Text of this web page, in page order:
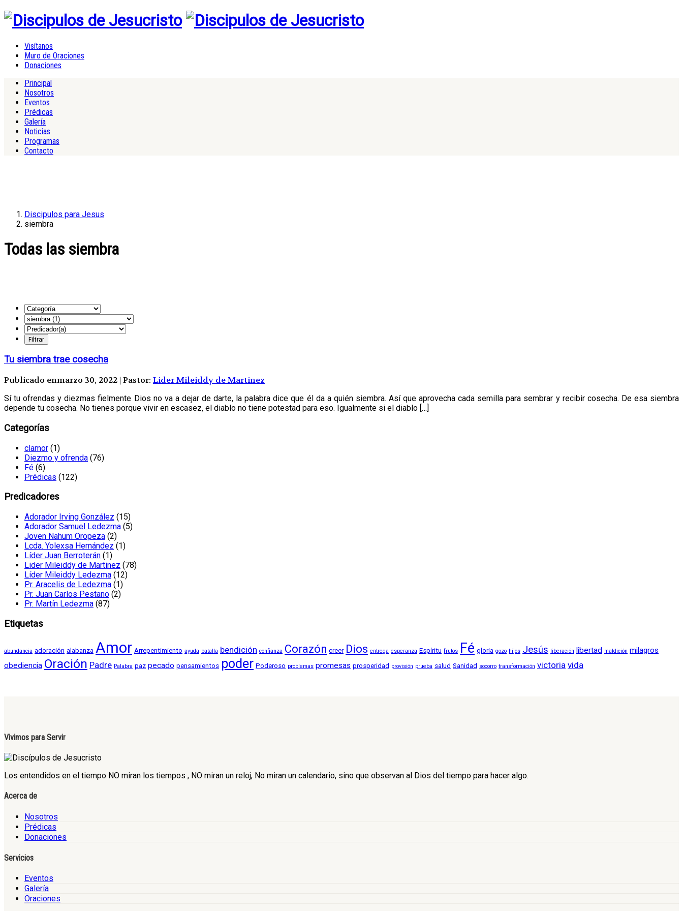
Visítanos
Muro de Oraciones
Donaciones
Principal
Nosotros
Eventos
Prédicas
Galería
Noticias
Programas
Contacto
Discipulos para Jesus
siembra
Todas las siembra
Tu siembra trae cosecha
Publicado enmarzo 30, 2022 | Pastor: Lider Mileiddy de Martinez
Sí tu ofrendas y diezmas fielmente Dios no va a dejar de darte, la palabra dice que él da a quién siembra. Así que aprovecha cada semilla para sembrar y recibir cosecha. De esa siembra
depende tu cosecha. No tienes porque vivir en escasez, el diablo no tiene potestad para eso. Igualmente si el diablo […]
Categorías
clamor (1)
Diezmo y ofrenda (76)
Fé (6)
Prédicas (122)
Predicadores
Adorador Irving González (15)
Adorador Samuel Ledezma (5)
Joven Nahum Oropeza (2)
Lcda. Yolexsa Hernández (1)
Líder Juan Berroterán (1)
Lider Mileiddy de Martinez (78)
Líder Mileiddy Ledezma (12)
Pr. Aracelis de Ledezma (1)
Pr. Juan Carlos Pestano (2)
Pr. Martín Ledezma (87)
Etiquetas
abundancia adoración alabanza Amor Arrepentimiento ayuda batalla bendición confianza Corazón creer Dios entrega esperanza Espíritu frutos Fé gloria gozo hijos Jesús liberación libertad maldición milagros
obediencia Oración Padre Palabra paz pecado pensamientos poder Poderoso problemas promesas prosperidad provisión prueba salud Sanidad socorro transformación victoria vida
Vivimos para Servir
Los entendidos en el tiempo NO miran los tiempos , NO miran un reloj, No miran un calendario, sino que observan al Dios del tiempo para hacer algo.
Acerca de
Nosotros
Prédicas
Donaciones
Servicios
Eventos
Galería
Oraciones